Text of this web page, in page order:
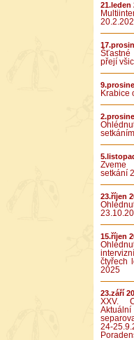
21.leden
přejí
Krabice
Zveme
setkání
23.říjen
15.říjen
čtyřech
2025
23.září
XXV.
24-